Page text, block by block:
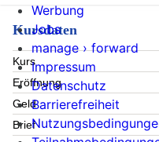
Kursdaten
Kurs
Eröffnung
Geld
Brief
Werbung
Jobs
manage › forward
Impressum
Datenschutz
Barrierefreiheit